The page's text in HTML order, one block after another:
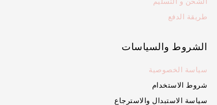
طريقة الدفع
الشروط والسياسات
سياسة الخصوصية
شروط الاستخدام
سياسة الاستبدال والاسترجاع